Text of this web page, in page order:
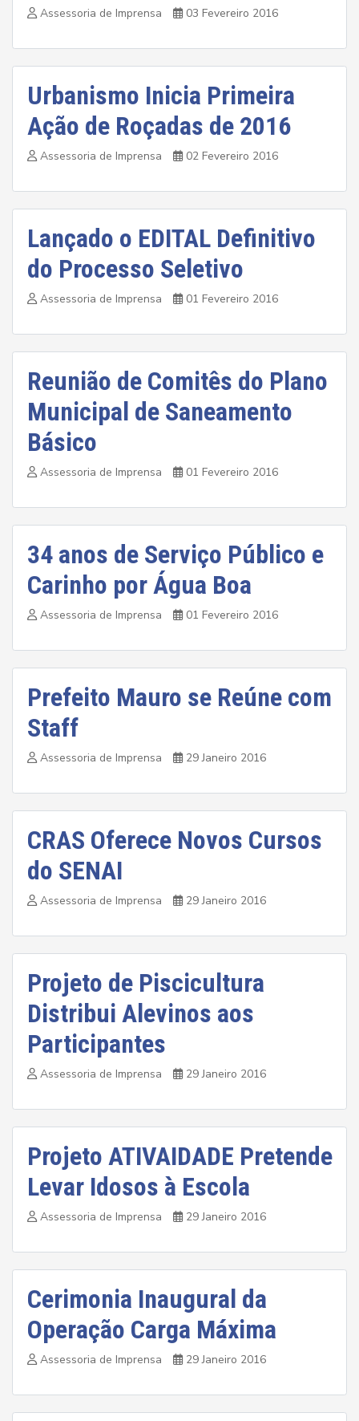
Assessoria de Imprensa 03 Fevereiro 2016
Urbanismo Inicia Primeira
Ação de Roçadas de 2016
Assessoria de Imprensa 02 Fevereiro 2016
Lançado o EDITAL Definitivo
do Processo Seletivo
Assessoria de Imprensa 01 Fevereiro 2016
Reunião de Comitês do Plano
Municipal de Saneamento
Básico
Assessoria de Imprensa 01 Fevereiro 2016
34 anos de Serviço Público e
Carinho por Água Boa
Assessoria de Imprensa 01 Fevereiro 2016
Prefeito Mauro se Reúne com
Staff
Assessoria de Imprensa 29 Janeiro 2016
CRAS Oferece Novos Cursos
do SENAI
Assessoria de Imprensa 29 Janeiro 2016
Projeto de Piscicultura
Distribui Alevinos aos
Participantes
Assessoria de Imprensa 29 Janeiro 2016
Projeto ATIVAIDADE Pretende
Levar Idosos à Escola
Assessoria de Imprensa 29 Janeiro 2016
Cerimonia Inaugural da
Operação Carga Máxima
Assessoria de Imprensa 29 Janeiro 2016